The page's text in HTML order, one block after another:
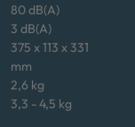
80 dB(A)
3 dB(A)
375 x 113 x 331
mm
2,6 kg
3,3 - 4,5 kg